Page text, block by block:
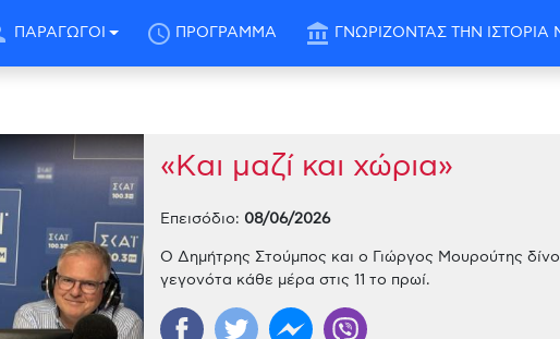
ΠΑΡΑΓΩΓΟΙ schedule ΠΡΟΓΡΑΜΜΑ account_balance ΓΝΩΡΙΖΟΝΤΑΣ ΤΗΝ ΙΣΤΟΡΙΑ
«Και μαζί και χώρια»
Επεισόδιο: 08/06/2026
Ο Δημήτρης Στούμπος και ο Γιώργος Μουρούτης
γεγονότα κάθε μέρα στις 11 το πρωί.